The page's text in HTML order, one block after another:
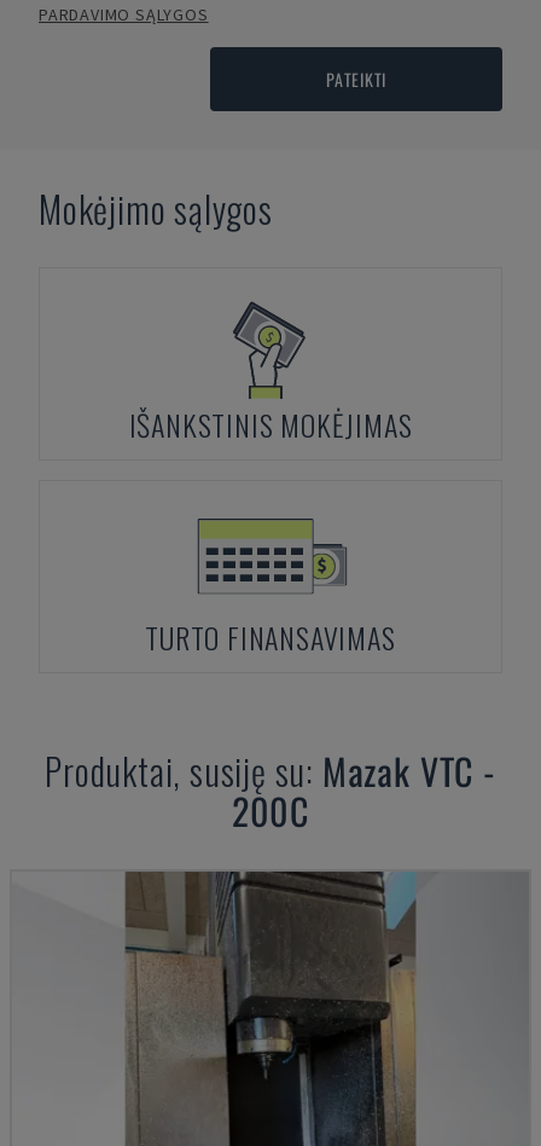
PARDAVIMO SĄLYGOS
PATEIKTI
Mokėjimo sąlygos
IŠANKSTINIS MOKĖJIMAS
TURTO FINANSAVIMAS
Produktai, susiję su: Mazak VTC -
200C